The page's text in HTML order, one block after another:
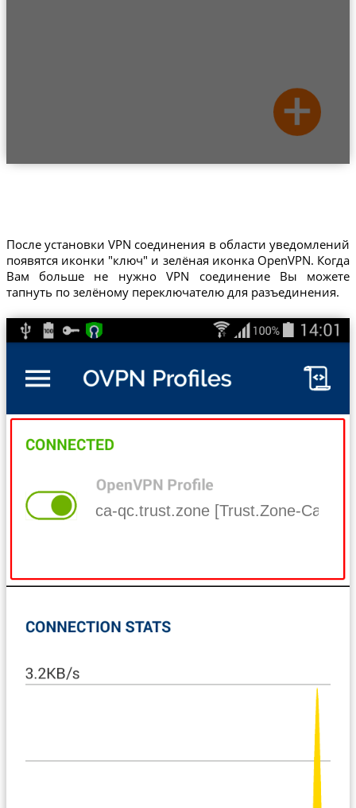
После установки VPN соединения в области уведомлений
появятся иконки "ключ" и зелёная иконка OpenVPN. Когда
Вам больше не нужно VPN соединение Вы можете
тапнуть по зелёному переключателю для разъединения.
ca-qc.trust.zone [Trust.Zone-